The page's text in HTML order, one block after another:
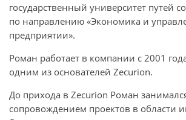
государственный университет путей
по направлению «Экономика и
предприятии».
Роман работает в компании с 2001
одним из основателей Zecurion.
До прихода в Zecurion Роман
сопровождением проектов в области